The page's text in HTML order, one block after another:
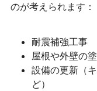
のが考えられます：
耐震補強工事
屋根や外壁の
設備の更新（
ど）